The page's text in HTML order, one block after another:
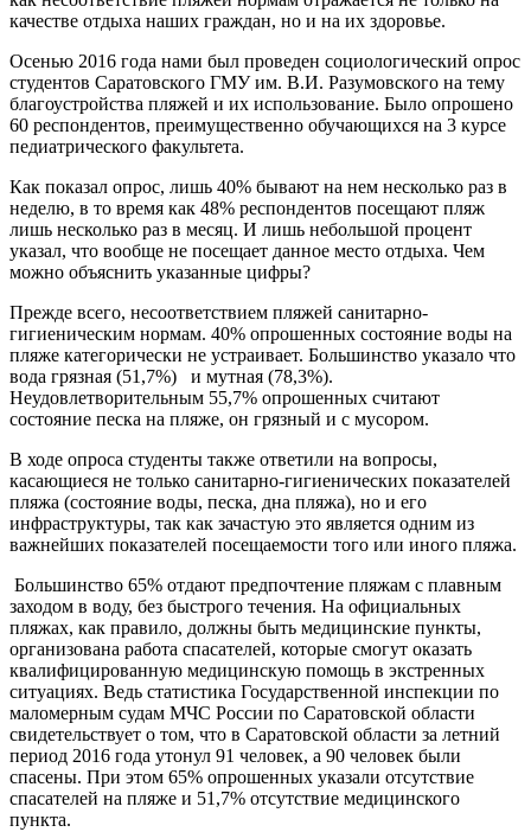
качестве отдыха наших граждан, но и на их здоровье.
Осенью 2016 года нами был проведен социологический опрос
студентов Саратовского ГМУ им. В.И. Разумовского на тему
благоустройства пляжей и их использование. Было опрошено
60 респондентов, преимущественно обучающихся на 3 курсе
педиатрического факультета.
Как показал опрос, лишь 40% бывают на нем несколько раз в
неделю, в то время как 48% респондентов посещают пляж
лишь несколько раз в месяц. И лишь небольшой процент
указал, что вообще не посещает данное место отдыха. Чем
можно объяснить указанные цифры?
Прежде всего, несоответствием пляжей санитарно-
гигиеническим нормам. 40% опрошенных состояние воды на
пляже категорически не устраивает. Большинство указало что
вода грязная (51,7%) и мутная (78,3%).
Неудовлетворительным 55,7% опрошенных считают
состояние песка на пляже, он грязный и с мусором.
В ходе опроса студенты также ответили на вопросы,
касающиеся не только санитарно-гигиенических показателей
пляжа (состояние воды, песка, дна пляжа), но и его
инфраструктуры, так как зачастую это является одним из
важнейших показателей посещаемости того или иного пляжа.
Большинство 65% отдают предпочтение пляжам с плавным
заходом в воду, без быстрого течения. На официальных
пляжах, как правило, должны быть медицинские пункты,
организована работа спасателей, которые смогут оказать
квалифицированную медицинскую помощь в экстренных
ситуациях. Ведь статистика Государственной инспекции по
маломерным судам МЧС России по Саратовской области
свидетельствует о том, что в Саратовской области за летний
период 2016 года утонул 91 человек, а 90 человек были
спасены. При этом 65% опрошенных указали отсутствие
спасателей на пляже и 51,7% отсутствие медицинского
пункта.